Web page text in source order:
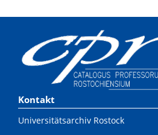
Kontakt
Universitätsarchiv Rostock